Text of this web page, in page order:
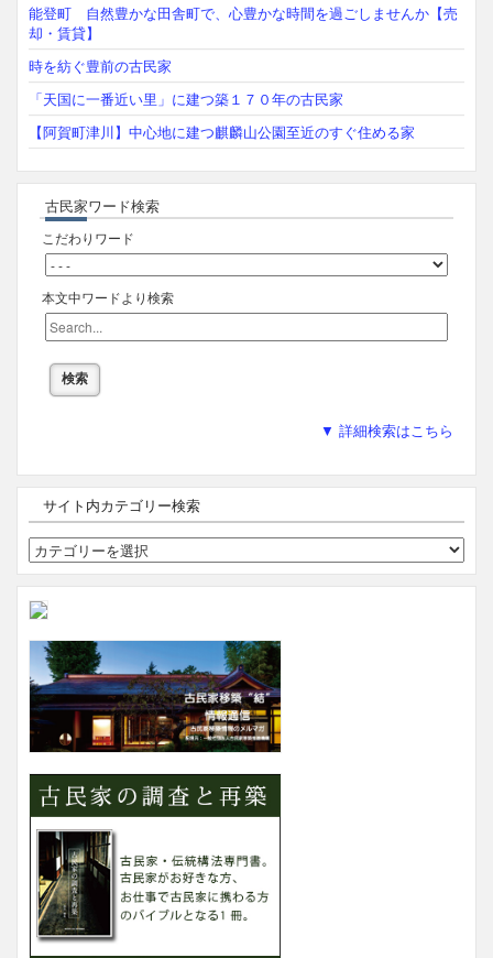
能登町 自然豊かな田舎町で、心豊かな時間を過ごしませんか【売
却・賃貸】
時を紡ぐ豊前の古民家
「天国に一番近い里」に建つ築１７０年の古民家
【阿賀町津川】中心地に建つ麒麟山公園至近のすぐ住める家
古民家ワード検索
こだわりワード
本文中ワードより検索
▼ 詳細検索はこちら
サイト内カテゴリー検索
サ
イ
ト
内
カ
テ
ゴ
リ
ー
検